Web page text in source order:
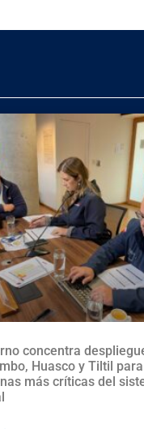
concentra
Huasco y Tiltil
más críticas del